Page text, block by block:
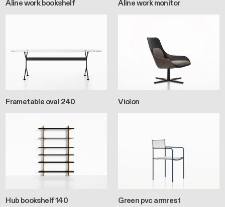
Aline work bookshelf Aline work monitor
Frametable oval 240 Violon
Hub bookshelf 140 Green pvc armrest